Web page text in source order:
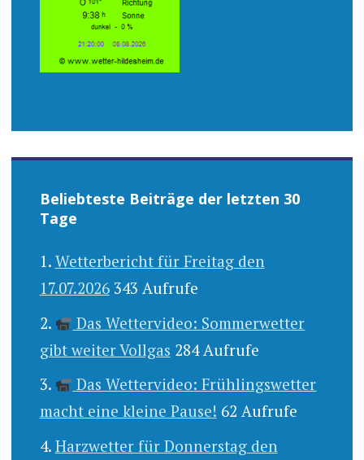
Beliebteste Beiträge der letzten 30
Tage
Wetterbericht für Freitag den
17.07.2026 343 Aufrufe
Das Wettervideo: Sommerwetter
gibt weiter Vollgas 284 Aufrufe
Das Wettervideo: Frühlingswetter
macht eine kleine Pause! 62 Aufrufe
Harzwetter für Donnerstag den